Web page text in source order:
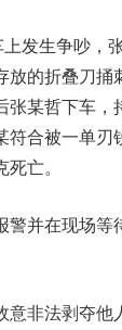
发生争吵，
放的折叠刀捅
张某哲下车，
符合被一单刃
亡。
警并在现场等
意非法剥夺他